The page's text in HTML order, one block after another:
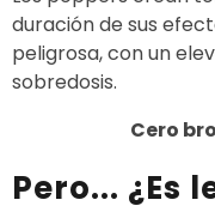
duración de sus
peligrosa, con un
sobredosis.
Cero
Pero... ¿Es